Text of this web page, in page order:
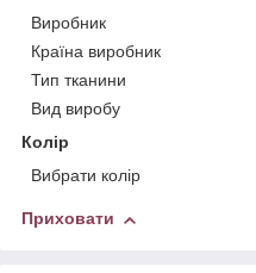
Виробник
Країна виробник
Тип тканини
Вид виробу
Колір
Вибрати колір
Приховати